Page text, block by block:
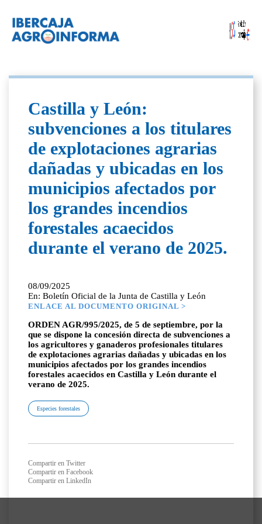
Castilla y León:
subvenciones a los titulares
de explotaciones agrarias
dañadas y ubicadas en los
municipios afectados por
los grandes incendios
forestales acaecidos
durante el verano de 2025.
08/09/2025
En: Boletín Oficial de la Junta de Castilla y León
ENLACE AL DOCUMENTO ORIGINAL >
ORDEN AGR/995/2025, de 5 de septiembre, por la
que se dispone la concesión directa de subvenciones a
los agricultores y ganaderos profesionales titulares
de explotaciones agrarias dañadas y ubicadas en los
municipios afectados por los grandes incendios
forestales acaecidos en Castilla y León durante el
verano de 2025.
Especies forestales
Compartir en Twitter
Compartir en Facebook
Compartir en LinkedIn